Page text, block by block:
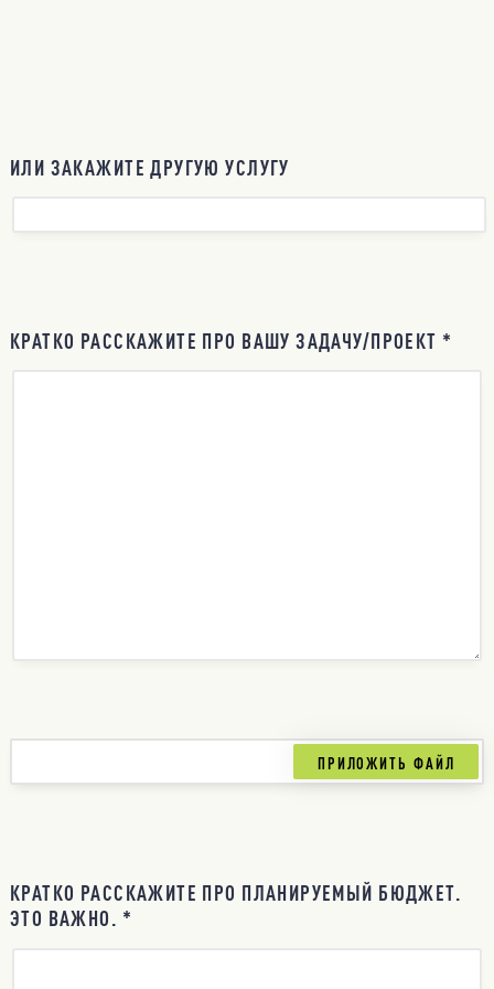
ИЛИ ЗАКАЖИТЕ ДРУГУЮ УСЛУГУ
КРАТКО РАССКАЖИТЕ ПРО ВАШУ ЗАДАЧУ/ПРОЕКТ *
КРАТКО РАССКАЖИТЕ ПРО ПЛАНИРУЕМЫЙ БЮДЖЕТ.
ЭТО ВАЖНО. *